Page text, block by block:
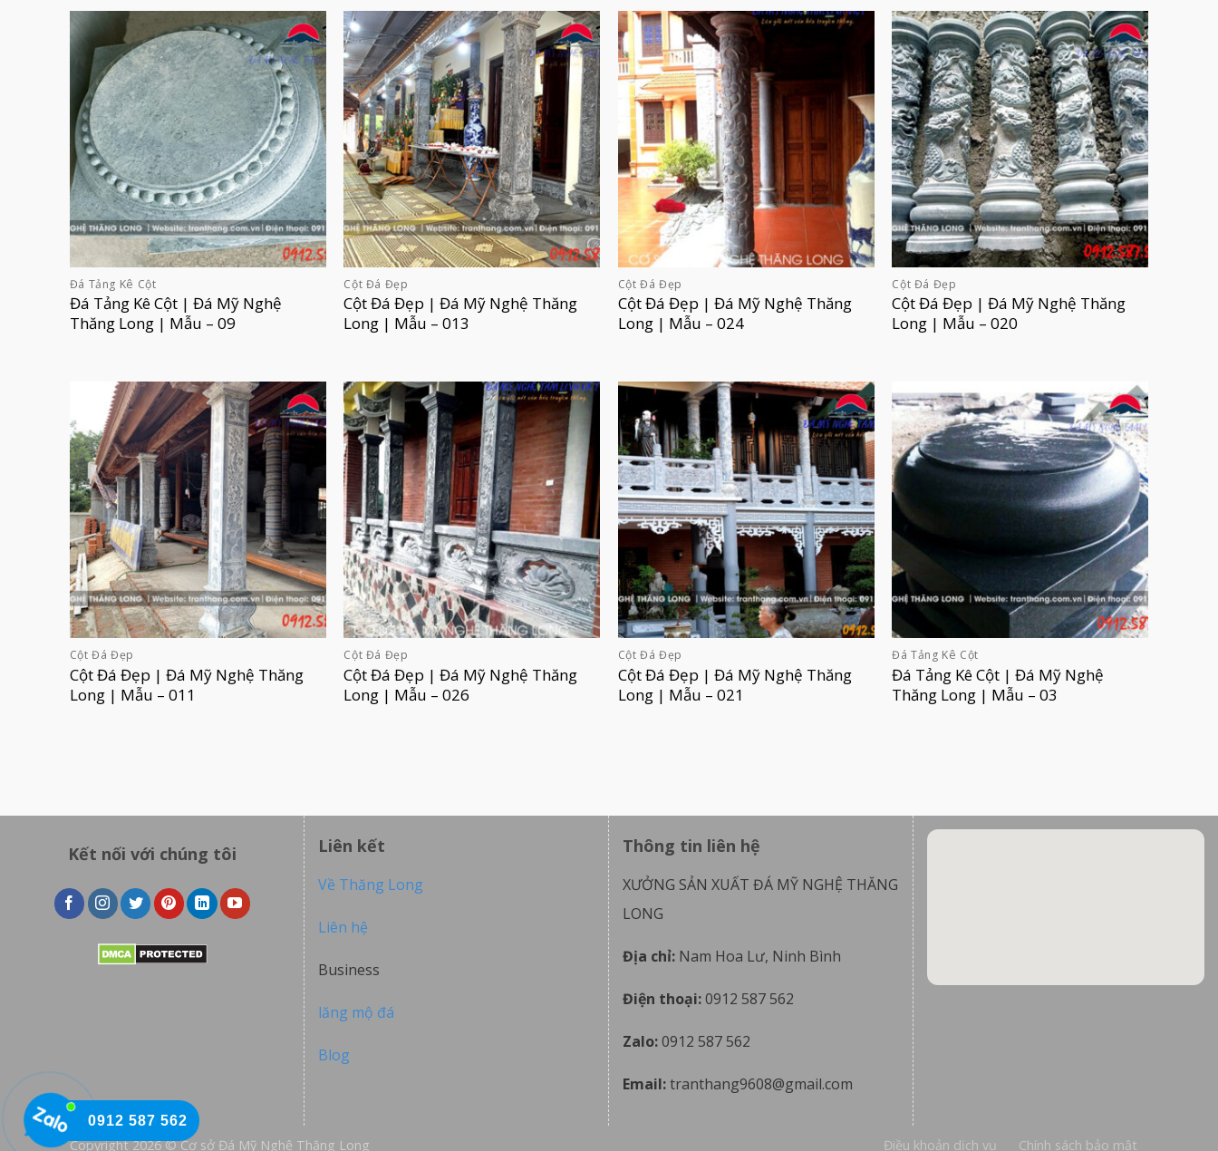
Đá Tảng Kê Cột
Đá Tảng Kê Cột | Đá Mỹ Nghệ
Thăng Long | Mẫu – 09
Cột Đá Đẹp
Cột Đá Đẹp | Đá Mỹ Nghệ Thăng
Long | Mẫu – 013
Cột Đá Đẹp
Cột Đá Đẹp | Đá Mỹ Nghệ Thăng
Long | Mẫu – 024
Cột Đá Đẹp
Cột Đá Đẹp | Đá Mỹ Nghệ Thăng
Long | Mẫu – 020
Cột Đá Đẹp
Cột Đá Đẹp | Đá Mỹ Nghệ Thăng
Long | Mẫu – 011
Cột Đá Đẹp
Cột Đá Đẹp | Đá Mỹ Nghệ Thăng
Long | Mẫu – 026
Cột Đá Đẹp
Cột Đá Đẹp | Đá Mỹ Nghệ Thăng
Long | Mẫu – 021
Đá Tảng Kê Cột
Đá Tảng Kê Cột | Đá Mỹ Nghệ
Thăng Long | Mẫu – 03
Kết nối với chúng tôi Liên kết
Về Thăng Long
Liên hệ
Business
lăng mộ đá
Blog
Thông tin liên hệ
XƯỞNG SẢN XUẤT ĐÁ MỸ NGHỆ THĂNG
LONG
Địa chỉ: Nam Hoa Lư, Ninh Bình
Điện thoại:0912 587 562
Zalo:0912 587 562
Email:tranthang9608@gmail.com
Điều khoản dịch vụ Chính sách bảo mật
Copyright 2026 © Cơ sở Đá Mỹ Nghệ Thăng Long
0912 587 562